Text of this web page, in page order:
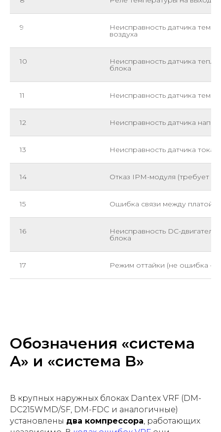
9 Неисправность датчика
воздуха
10 Неисправность датчика
блока
11 Неисправность датчика
12 Неисправность датчика
13 Неисправность датчика тока
14 Отказ IPM-модуля (требует
15 Ошибка связи между платой
16 Неисправность DC-
блока
17 Режим оттайки (не ошибка —
Обозначения «система
A» и «система B»
В крупных наружных блоках Dantex VRF (DM-
DC215WMD/SF, DM-FDC и аналогичные)
установлены два компрессора, работающих